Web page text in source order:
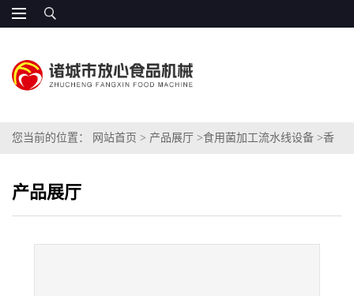
您当前的位置： 网站首页 > 产品展厅 >食用菌加工流水线设备 >香
产品展厅